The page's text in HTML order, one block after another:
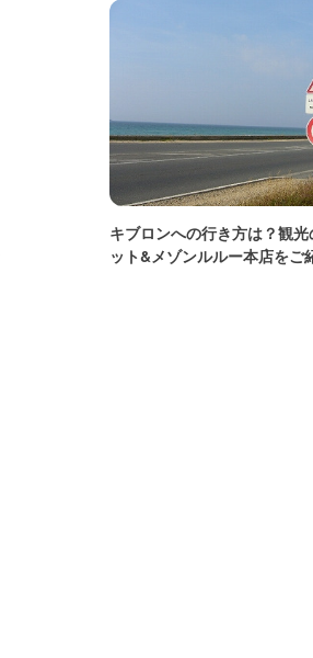
キブロンへの行き方は？観
ット&メゾンルルー本店をご